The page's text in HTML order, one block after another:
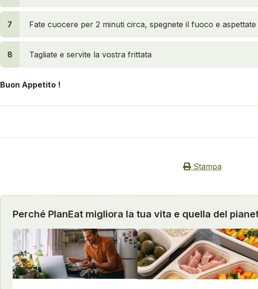
7 Fate cuocere per 2 minuti circa, spegnete il fuoco e
8 Tagliate e servite la vostra frittata
Buon Appetito !
Stampa
Perché PlanEat migliora la tua vita e quella del